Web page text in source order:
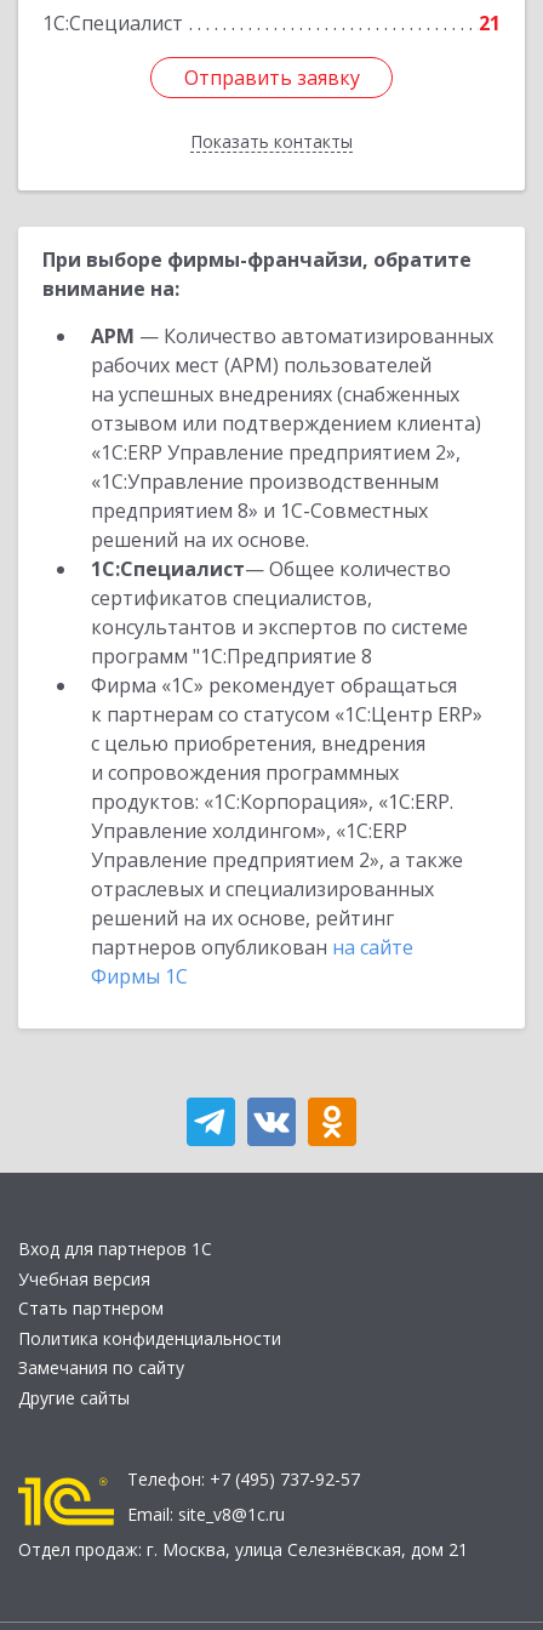
1С:Специалист
21
Отправить заявку
Показать контакты
Отправить заявку
Назад
При выборе фирмы-франчайзи, обратите
внимание на:
АРМ — Количество автоматизированных
рабочих мест (АРМ) пользователей
на успешных внедрениях (снабженных
отзывом или подтверждением клиента)
«1С:ERP Управление предприятием 2»,
«1С:Управление производственным
предприятием 8» и 1С-Совместных
решений на их основе.
1С:Специалист— Общее количество
сертификатов специалистов,
консультантов и экспертов по системе
программ "1С:Предприятие 8
Фирма «1С» рекомендует обращаться
к партнерам со статусом «1С:Центр ERP»
с целью приобретения, внедрения
и сопровождения программных
продуктов: «1С:Корпорация», «1С:ERP.
Управление холдингом», «1С:ERP
Управление предприятием 2», а также
отраслевых и специализированных
решений на их основе, рейтинг
партнеров опубликован на сайте
Фирмы 1С
Вход для партнеров 1С
Учебная версия
Стать партнером
Политика конфиденциальности
Замечания по сайту
Другие сайты
Телефон: +7 (495) 737-92-57
Email: site_v8@1c.ru
Отдел продаж: г. Москва, улица Селезнёвская, дом 21